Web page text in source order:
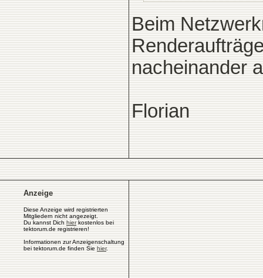
Beim
nacheinander
Florian
Anzeige
Diese Anzeige wird registrierten
Mitgliedern nicht angezeigt.
Du kannst Dich hierkostenlos bei
tektorum.de registrieren!
Informationen zur Anzeigenschaltung
bei tektorum.de finden Sie hier.